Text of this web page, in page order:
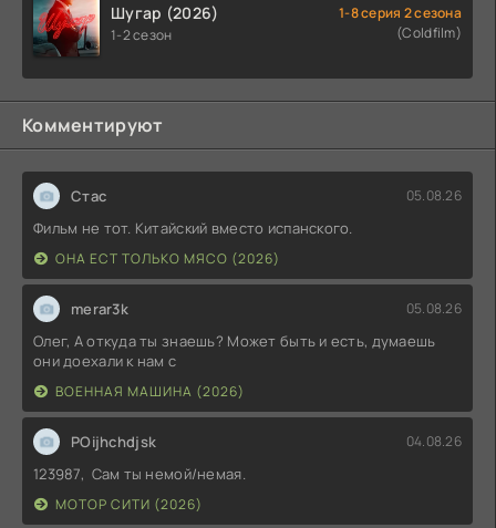
Шугар (2026)
1-2 сезон
1-8 серия 2 сезона
(Coldfilm)
Комментируют
Стас 05.08.26
Фильм не тот. Китайский вместо испанского.
ОНА ЕСТ ТОЛЬКО МЯСО (2026)
merar3k 05.08.26
Олег, А откуда ты знаешь? Может быть и есть, думаешь
они доехали к нам с
ВОЕННАЯ МАШИНА (2026)
POijhchdjsk 04.08.26
123987, Сам ты немой/немая.
МОТОР СИТИ (2026)